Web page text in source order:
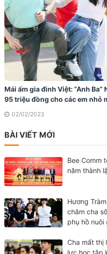
Mái ấm gia đình Việt: “Anh
95 triệu đồng cho các em nhỏ
02/02/2023
BÀI VIẾT MỚI
Bee Comm
năm thành
Hương
chăm cha
phụ hồ nuôi
Cha mất thị